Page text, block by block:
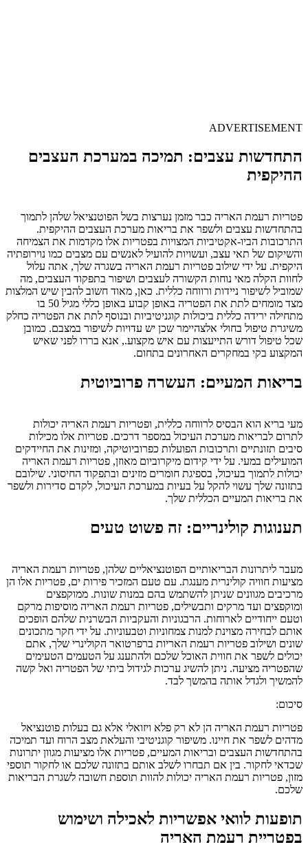
ADVERTISEMENT
התחדשות עצבים: תמיכה במערכת העצבים
ההיקפית
פטריות רעמת האריה כבר מזמן נערצות בשל הפוטנציאל שלהן לתמוך
בהתחדשות עצבים ולשפר את בריאות מערכת העצבים ההיקפית.
התרכובות הביו-אקטיביות המצויות בפטריות אלו מקדמות את הצמיחה
והשיקום של תאי עצב, ועשויות להועיל לאנשים עם מצבים כמו נוירופתיה
היקפית. על ידי שילוב פטריות רעמת האריה בשגרה שלך, אתה עלול
לחוות הקלה מאי נוחות הקשורה לעצבים ושיפור בתפקוד העצבים, מה
שמוביל לשיפור ניידות ורווחה כללית. כאן, מאוד חשוב להבין שיש המלצות
מצד מומחים לתת את הפטריה באופן קבוע באופן כללי מגיל 50 בו
מתחילה ירידה כללית ביכולות קוגניטיביות ובנוסף לתת את הפטריה כחלק
משיגרת טיפול בחולי אלצהיימר שכן יש עדויות לשיפור במצבם. כמובן
שכל טיפול דורש התייעצות עם איש מקצוע., אנא בררו לפני שאיש
המקצוע בקי במחקרים האחרונים בתחום.
בריאות המעיים: העשרה פרוביוטית
מעי בריא הוא הבסיס לרווחה כללית, ופטריות רעמת האריה יכולות
לתרום לבריאות מערכת העיכול במספר דרכים. פטריות אלו מכילות
סיבים תזונתיים ותרכובות הפועלות כפרוביוטיקה, ומזינות את החיידקים
המועילים במעי. על ידי קידום מיקרוביום מאוזן, פטריות רעמת האריה
יכולות לתמוך בעיכול, בספיגת חומרים מזינים ובתפקוד החיסוני. שילובם
בתזונה שלך עשוי להקל על בעיות במערכת העיכול, לקדם סדירות ולשפר
את בריאות המעיים הכללית שלך.
תענוגות קולינריים: זה פשוט טעים
מעבר ליתרונות הבריאותיים הפוטנציאליים שלהן, פטריות רעמת האריה
מציעות חוויה קולינרית מענגת. עם טעם המזכיר פירות ים, פטריות אלו הן
מרכיבים מגוונים שניתן להשתמש בהם במנות שונות. ממוקפצים
ומוקפצים ועד מרקים ותבשילים, פטריות רעמת האריה מוסיפות מרקם
וטעם ייחודיים לארוחות. הרבגוניות והעקביות הבשרנית שלהם הופכים
אותם לבחירה מצוינת למנות צמחוניות וטבעוניות. על ידי חקר מתכונים
שונים ושילוב פטריות רעמת האריות ברפרטואר הקולינרי שלך, אתם
יכולים לשפר את חווית האוכל שלכם ולהתענג על הטעמים הטעימים
שהפטריה מציעה. ניתן להשיג ערכות לגידול ביתי של הפטריה ואל קשה
להמשיך ולגדל אותה בהמשך לבד.
סיכום:
פטריות רעמת האריה הן לא רק פלא ויזואלי אלא גם בעלות פוטנציאל
מדהים לשפר את חיינו. משיפור קוגניטיבי והעלאת מצב הרוח ועד תמיכה
בהתחדשות העצבים ובריאות המעיים, פטריות אלו מציעות מגוון יתרונות
שכדאי לחקור. בין אם תבחרו לשלב אותם בתזונה שלכם או לחקור תוספי
מזון, פטריות רעמת האריה יכולות להוות תוספת חשובה לשגרת הבריאות
שלכם.
תופעות לוואי אפשריות לאכילה ושימוש
בפטריית רעמת האריה